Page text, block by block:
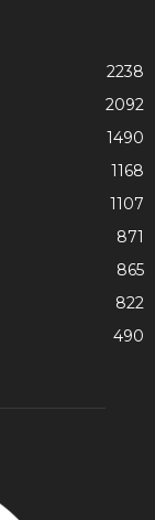
2238
2092
1490
1168
1107
871
865
822
490